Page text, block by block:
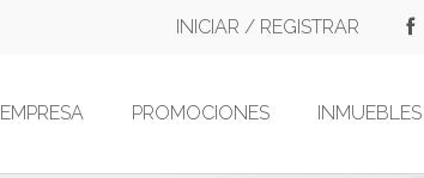
INICIAR / REGISTRAR
EMPRESA PROMOCIONES INMUEBLES